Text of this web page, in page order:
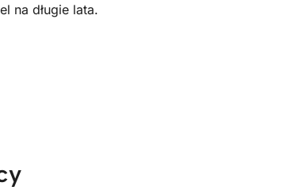
na długie lata.